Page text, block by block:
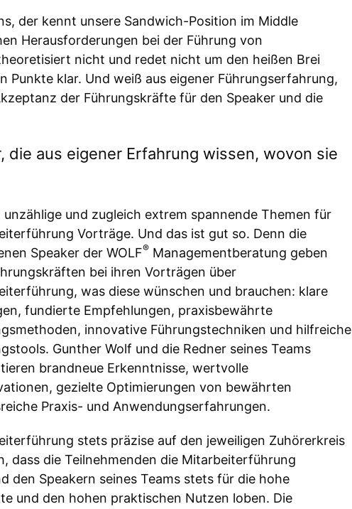
der kennt unsere Sandwich-Position im Middle
Herausforderungen bei der Führung von
nicht und redet nicht um den heißen Brei
Punkte klar. Und weiß aus eigener Führungserfahrung,
der Führungskräfte für den Speaker und die
aus eigener Erfahrung wissen, wovon sie
unzählige und zugleich extrem spannende Themen für
Vorträge. Und das ist gut so. Denn die
Speaker der WOLF® Managementberatung geben
bei ihren Vorträgen über
was diese wünschen und brauchen: klare
fundierte Empfehlungen, praxisbewährte
innovative Führungstechniken und hilfreiche
Gunther Wolf und die Redner seines Teams
brandneue Erkenntnisse, wertvolle
gezielte Optimierungen von bewährten
Praxis- und Anwendungserfahrungen.
stets präzise auf den jeweiligen Zuhörerkreis
dass die Teilnehmenden die Mitarbeiterführung
den Speakern seines Teams stets für die hohe
und den hohen praktischen Nutzen loben. Die